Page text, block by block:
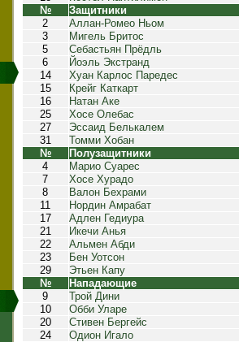
№
Защитники
2
Аллан-Ромео Ньом
3
Мигель Бритос
5
Себастьян Прёдль
6
Йоэль Экстранд
14
Хуан Карлос Паредес
15
Крейг Каткарт
16
Натан Аке
25
Хосе Олебас
27
Эссаид Белькалем
31
Томми Хобан
№
Полузащитники
4
Марио Суарес
7
Хосе Хурадо
8
Валон Бехрами
11
Нордин Амрабат
17
Адлен Гедиура
21
Икечи Анья
22
Альмен Абди
23
Бен Уотсон
29
Этьен Капу
№
Нападающие
9
Трой Дини
10
Обби Уларе
20
Стивен Бергейс
24
Одион Игало